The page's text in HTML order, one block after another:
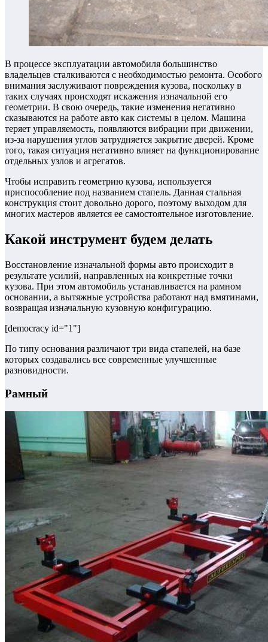
В процессе эксплуатации автомобиля большинство
владельцев сталкиваются с необходимостью ремонта. Особого
внимания заслуживают повреждения кузова, поскольку в
таких случаях происходят искажения изначальной его
геометрии. В свою очередь, такие изменения негативно
сказываются на работе авто как системы в целом. Машина
теряет управляемость, появляются вибрации при движении,
из-за нарушения углов затрудняется закрытие дверей. Кроме
того, такая ситуация негативно влияет на функционирование
отдельных узлов и агрегатов.
Чтобы исправить геометрию кузова, используется
приспособление под названием стапель. Данная стальная
конструкция стоит довольно дорого, поэтому выходом для
многих мастеров является ее самостоятельное изготовление.
Какой инструмент будем делать
Восстановление изначальной формы авто происходит в
результате усилий, направленных на конкретные точки
кузова. При этом автомобиль устанавливается на рамном
основании, а вытяжные устройства работают над вмятинами,
возвращая изначальную кузовную конфигурацию.
[democracy id="1"]
По типу основания различают три вида стапелей, на базе
которых создавались все современные улучшенные
разновидности.
Рамный